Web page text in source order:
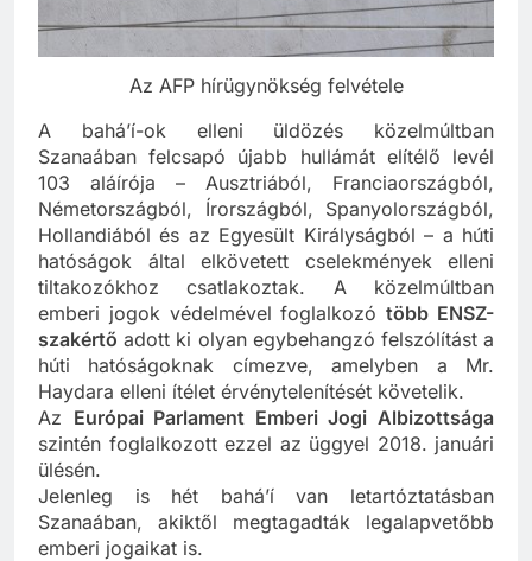
Az AFP hírügynökség felvétele
A bahá’í-ok elleni üldözés közelmúltban
Szanaában felcsapó újabb hullámát elítélő levél
103 aláírója – Ausztriából, Franciaországból,
Németországból, Írországból, Spanyolországból,
Hollandiából és az Egyesült Királyságból – a húti
hatóságok által elkövetett cselekmények elleni
tiltakozókhoz csatlakoztak. A közelmúltban
emberi jogok védelmével foglalkozótöbb ENSZ-
szakértő adott ki olyan egybehangzó felszólítást a
húti hatóságoknak címezve, amelyben a Mr.
Haydara elleni ítélet érvénytelenítését követelik.
Az Európai Parlament Emberi Jogi Albizottsága
szintén foglalkozott ezzel az üggyel 2018. januári
ülésén.
Jelenleg is hét bahá’í van letartóztatásban
Szanaában, akiktől megtagadták legalapvetőbb
emberi jogaikat is.